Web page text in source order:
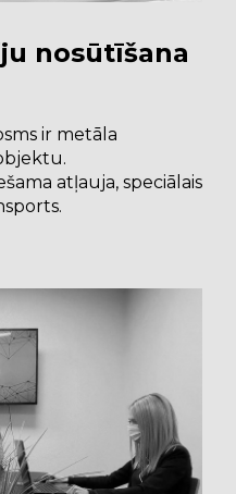
nosūtīšana
ir metāla
atļauja, speciālais